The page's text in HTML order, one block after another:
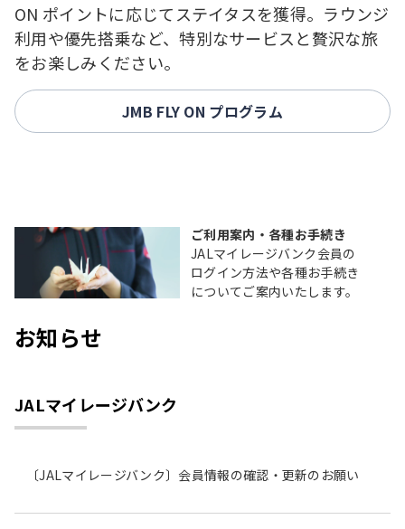
ON ポイントに応じてステイタスを獲得。ラウンジ
利用や優先搭乗など、特別なサービスと贅沢な旅
をお楽しみください。
JMB FLY ON プログラム
ご利用案内・各種お手続き
JALマイレージバンク会員の
ログイン方法や各種お手続き
についてご案内いたします。
お知らせ
JALマイレージバンク
〔JALマイレージバンク〕会員情報の確認・更新のお願い